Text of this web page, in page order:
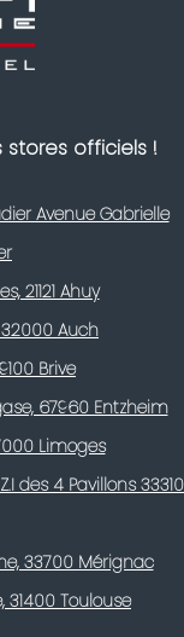
stores officiels !
Avenue Gabrielle
21121 Ahuy
32000 Auch
Brive
67960 Entzheim
Limoges
des 4 Pavillons 33310
33700 Mérignac
31400 Toulouse